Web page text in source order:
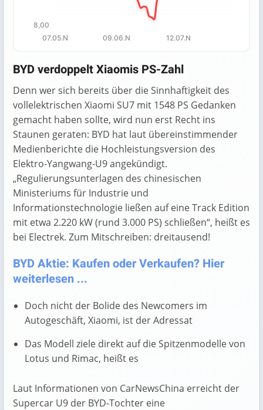
07.05.N 09.06.N 12.07.N
8,00
BYD verdoppelt Xiaomis PS-Zahl
Denn wer sich bereits über die Sinnhaftigkeit des
vollelektrischen Xiaomi SU7 mit 1548 PS Gedanken
gemacht haben sollte, wird nun erst Recht ins
Staunen geraten: BYD hat laut übereinstimmender
Medienberichte die Hochleistungsversion des
Elektro-Yangwang-U9 angekündigt.
„Regulierungsunterlagen des chinesischen
Ministeriums für Industrie und
Informationstechnologie ließen auf eine Track Edition
mit etwa 2.220 kW (rund 3.000 PS) schließen“, heißt es
bei Electrek. Zum Mitschreiben: dreitausend!
BYD Aktie: Kaufen oder Verkaufen? Hier
weiterlesen ...
Doch nicht der Bolide des Newcomers im
Autogeschäft, Xiaomi, ist der Adressat
Das Modell ziele direkt auf die Spitzenmodelle von
Lotus und Rimac, heißt es
Laut Informationen von CarNewsChina erreicht der
Supercar U9 der BYD-Tochter eine